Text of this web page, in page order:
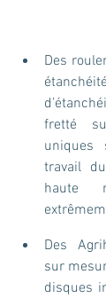
Des
fretté
travail
haute
Des
sur
disques